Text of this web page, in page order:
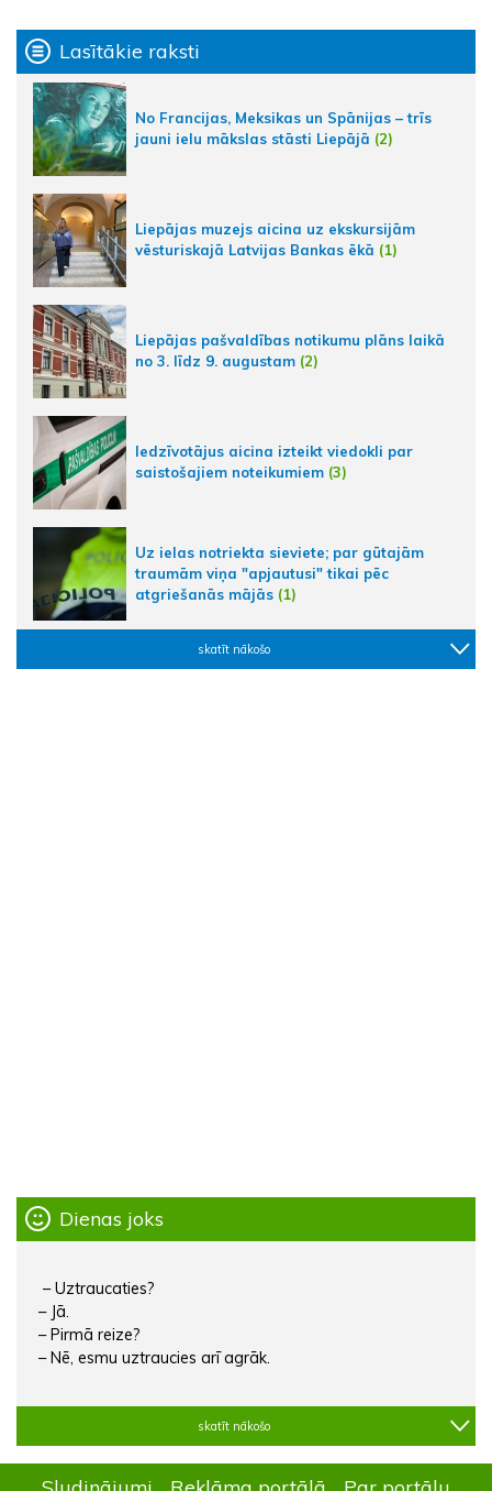
Lasītākie raksti
No Francijas, Meksikas un Spānijas – trīs
jauni ielu mākslas stāsti Liepājā (2)
Liepājas muzejs aicina uz ekskursijām
vēsturiskajā Latvijas Bankas ēkā (1)
Liepājas pašvaldības notikumu plāns laikā
no 3. līdz 9. augustam (2)
Iedzīvotājus aicina izteikt viedokli par
saistošajiem noteikumiem (3)
Uz ielas notriekta sieviete; par gūtajām
traumām viņa "apjautusi" tikai pēc
atgriešanās mājās (1)
skatīt nākošo
Dienas joks
– Uztraucaties?
– Jā.
– Pirmā reize?
– Nē, esmu uztraucies arī agrāk.
skatīt nākošo